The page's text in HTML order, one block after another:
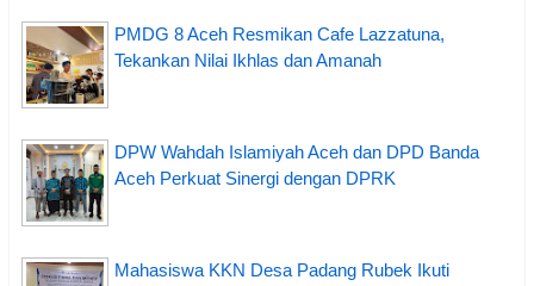
PMDG 8 Aceh Resmikan Cafe Lazzatuna,
Tekankan Nilai Ikhlas dan Amanah
DPW Wahdah Islamiyah Aceh dan DPD Banda
Aceh Perkuat Sinergi dengan DPRK
Mahasiswa KKN Desa Padang Rubek Ikuti